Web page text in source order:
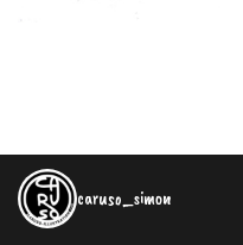
caruso_simon